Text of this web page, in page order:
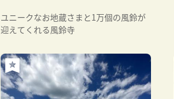
日（日）19:00～21:00
ユニークなお地蔵さまと1万個の風鈴が
迎えてくれる風鈴寺